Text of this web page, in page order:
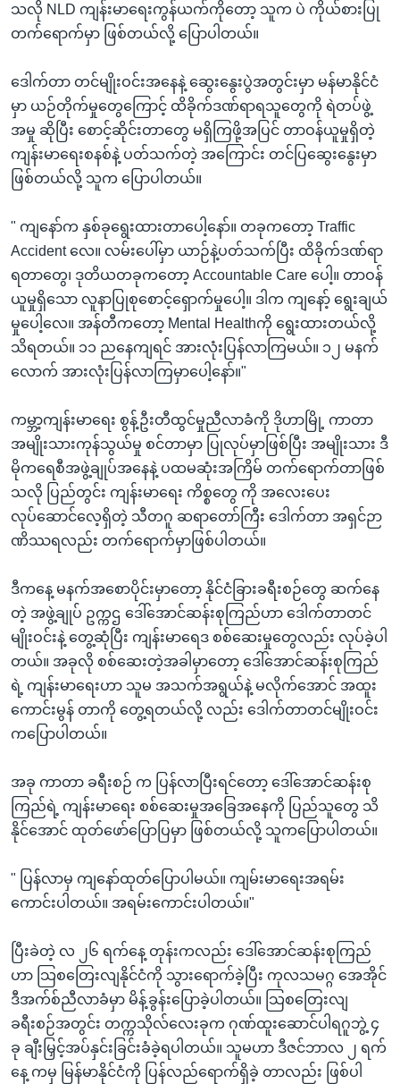
သလို NLD ကျန်းမာရေးကွန်ယက်ကိုတော့ သူက ပဲ ကိုယ်စားပြု
တက်ရောက်မှာ ဖြစ်တယ်လို့ ပြောပါတယ်။
ဒေါက်တာ တင်မျိုးဝင်းအနေနဲ့ ဆွေးနွေးပွဲအတွင်းမှာ မန်မာနိုင်ငံ
မှာ ယဉ်တိုက်မှုတွေကြောင့် ထိခိုက်ဒဏ်ရာရသူတွေကို ရဲတပ်ဖွဲ့
အမှု ဆိုပြီး စောင့်ဆိုင်းတာတွေ မရှိကြဖို့အပြင် တာဝန်ယူမှုရှိတဲ့
ကျန်းမာရေးစနစ်နဲ့ ပတ်သက်တဲ့ အကြောင်း တင်ပြဆွေးနွေးမှာ
ဖြစ်တယ်လို့ သူက ပြောပါတယ်။
" ကျနော်က နှစ်ခုရွေးထားတာပေါ့နော်။ တခုကတော့ Traffic
Accident လေ။ လမ်းပေါ်မှာ ယာဉ်နဲ့ပတ်သက်ပြီး ထိခိုက်ဒဏ်ရာ
ရတာတွေ၊ ဒုတိယတခုကတော့ Accountable Care ပေါ့။ တာဝန်
ယူမှုရှိသော လူနာပြုစုစောင့်ရှောက်မှုပေါ့။ ဒါက ကျနော့် ရွေးချယ်
မှုပေါ့လေ။ အန်တီကတော့ Mental Healthကို ရွေးထားတယ်လို့
သိရတယ်။ ၁၁ ညနေကျရင် အားလုံးပြန်လာကြမယ်။ ၁၂ မနက်
လောက် အားလုံးပြန်လာကြမှာပေါ့နော်။"
ကမ္ဘာ့ကျန်းမာရေး စွန့်ဦးတီထွင်မှုညီလာခံကို ဒိုဟာမြို့ ကာတာ
အမျိုးသားကုန်သွယ်မှု စင်တာမှာ ပြုလုပ်မှာဖြစ်ပြီး အမျိုးသား ဒီ
မိုကရေစီအဖွဲ့ချုပ်အနေနဲ့ ပထမဆုံးအကြိမ် တက်ရောက်တာဖြစ်
သလို ပြည်တွင်း ကျန်းမာရေး ကိစ္စတွေ ကို အလေးပေး
လုပ်ဆောင်လေ့ရှိတဲ့ သီတဂူ ဆရာတော်ကြီး ဒေါက်တာ အရှင်ဉာ
ဏိဿရလည်း တက်ရောက်မှာဖြစ်ပါတယ်။
ဒီကနေ့ မနက်အစောပိုင်းမှာတော့ နိုင်ငံခြားခရီးစဉ်တွေ ဆက်နေ
တဲ့ အဖွဲ့ချုပ် ဥက္ကဌ ဒေါ်အောင်ဆန်းစုကြည်ဟာ ဒေါက်တာတင်
မျိုးဝင်းနဲ့ တွေ့ဆုံပြီး ကျန်းမာရေဒ စစ်ဆေးမှုတွေလည်း လုပ်ခဲ့ပါ
တယ်။ အခုလို စစ်ဆေးတဲ့အခါမှာတော့ ဒေါ်အောင်ဆန်းစုကြည်
ရဲ့ ကျန်းမာရေးဟာ သူမ အသက်အရွယ်နဲ့ မလိုက်အောင် အထူး
ကောင်းမွန် တာကို တွေ့ရတယ်လို့ လည်း ဒေါက်တာတင်မျိုးဝင်း
ကပြောပါတယ်။
အခု ကာတာ ခရီးစဉ် က ပြန်လာပြီးရင်တော့ ဒေါ်အောင်ဆန်းစု
ကြည်ရဲ့ ကျန်းမာရေး စစ်ဆေးမှုအခြေအနေကို ပြည်သူတွေ သိ
နိုင်အောင် ထုတ်ဖော်ပြောပြမှာ ဖြစ်တယ်လို့ သူကပြောပါတယ်။
" ပြန်လာမှ ကျနော်ထုတ်ပြောပါမယ်။ ကျမ်းမာရေးအရမ်း
ကောင်းပါတယ်။ အရမ်းကောင်းပါတယ်။"
ပြီးခဲတဲ့ လ ၂၆ ရက်နေ့ တုန်းကလည်း ဒေါ်အောင်ဆန်းစုကြည်
ဟာ သြစတြေးလျနိုင်ငံကို သွားရောက်ခဲ့ပြီး ကုလသမဂ္ဂ အေအိုင်
ဒီအက်စ်ညီလာခံမှာ မိန့်ခွန်းပြောခဲ့ပါတယ်။ သြစတြေးလျ
ခရီးစဉ်အတွင်း တက္ကသိုလ်လေးခုက ဂုဏ်ထူးဆောင်ပါရဂူဘွဲ့ ၄
ခု ချီးမြှင့်အပ်နှင်းခြင်းခံခဲ့ရပါတယ်။ သူမဟာ ဒီဇင်ဘာလ ၂ ရက်
နေ့ ကမှ မြန်မာနိုင်ငံကို ပြန်လည်ရောက်ရှိခဲ့ တာလည်း ဖြစ်ပါ